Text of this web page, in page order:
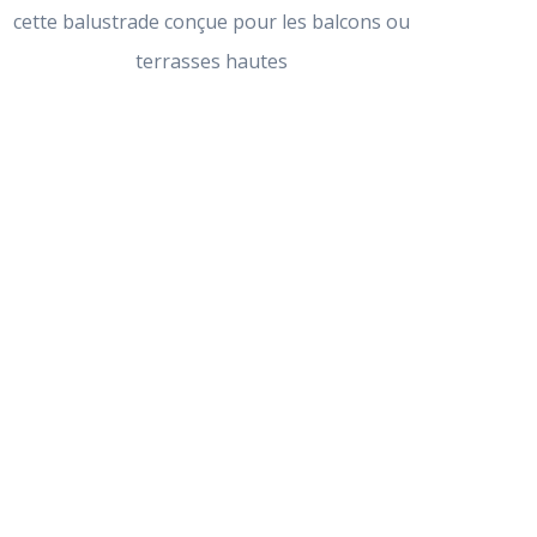
cette balustrade conçue pour les balcons ou
terrasses hautes